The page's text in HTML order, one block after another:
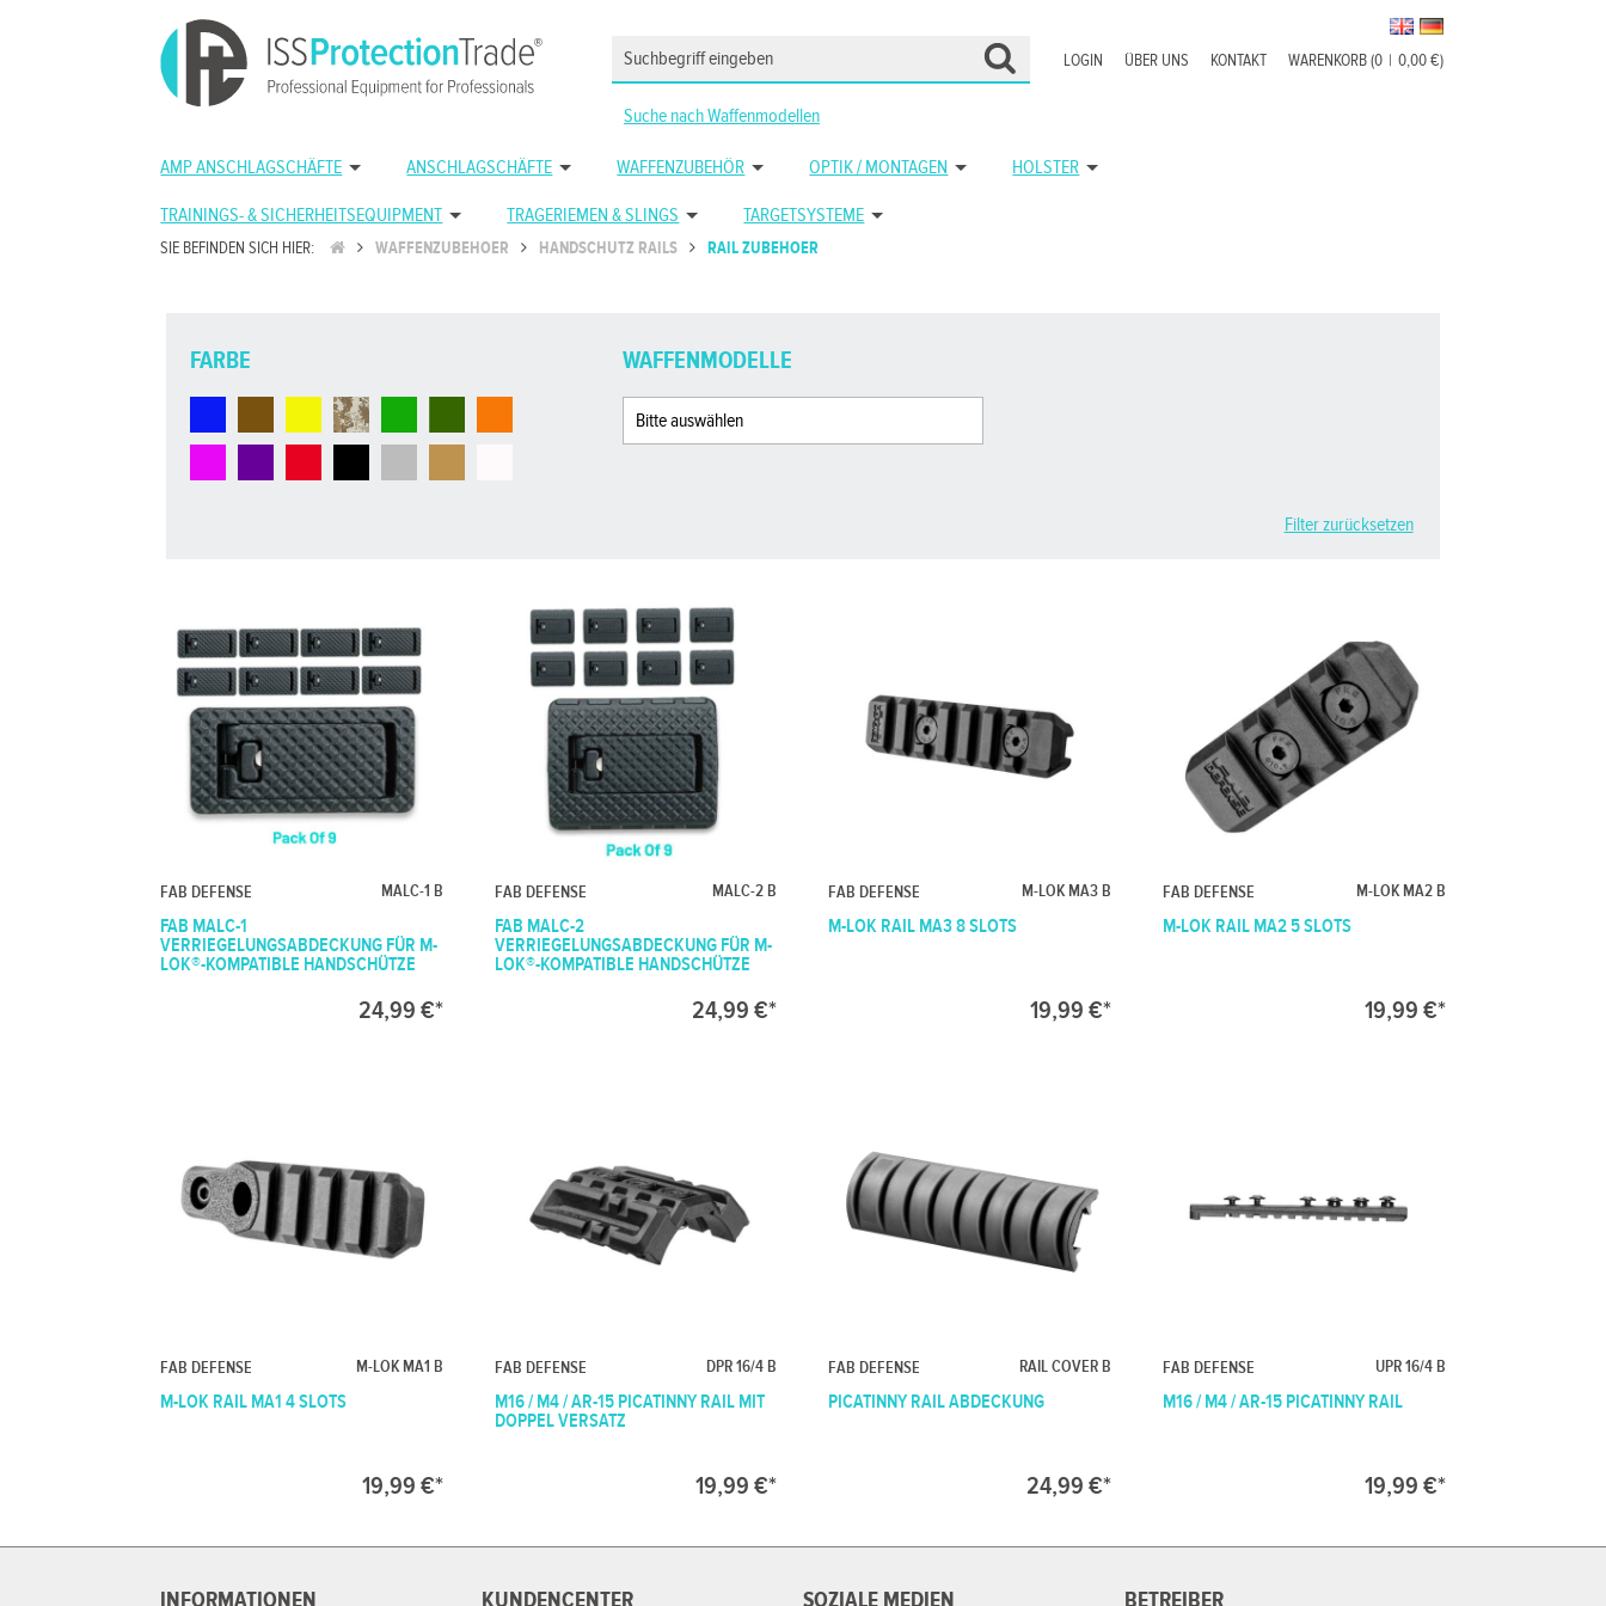
WARENKORB (0 | 0,00 €)
KONTAKT
ÜBER UNS
LOGIN
Suche nach Waffenmodellen
AMP ANSCHLAGSCHÄFTE ANSCHLAGSCHÄFTE WAFFENZUBEHÖR OPTIK / MONTAGEN HOLSTER
TRAININGS- & SICHERHEITSEQUIPMENT TRAGERIEMEN & SLINGS TARGETSYSTEME
SIE BEFINDEN SICH HIER: WAFFENZUBEHOER HANDSCHUTZ RAILS RAIL ZUBEHOER
FARBE WAFFENMODELLE
Filter zurücksetzen
FAB DEFENSE MALC-1 B
FAB MALC-1
VERRIEGELUNGSABDECKUNG FÜR M-
LOK®-KOMPATIBLE HANDSCHÜTZE
24,99 €*
FAB DEFENSE MALC-2 B
FAB MALC-2
VERRIEGELUNGSABDECKUNG FÜR M-
LOK®-KOMPATIBLE HANDSCHÜTZE
24,99 €*
FAB DEFENSE M-LOK MA3 B
M-LOK RAIL MA3 8 SLOTS
19,99 €*
FAB DEFENSE M-LOK MA2 B
M-LOK RAIL MA2 5 SLOTS
19,99 €*
FAB DEFENSE M-LOK MA1 B
M-LOK RAIL MA1 4 SLOTS
19,99 €*
FAB DEFENSE DPR 16/4 B
M16 / M4 / AR-15 PICATINNY RAIL MIT
DOPPEL VERSATZ
19,99 €*
FAB DEFENSE RAIL COVER B
PICATINNY RAIL ABDECKUNG
24,99 €*
FAB DEFENSE UPR 16/4 B
M16 / M4 / AR-15 PICATINNY RAIL
19,99 €*